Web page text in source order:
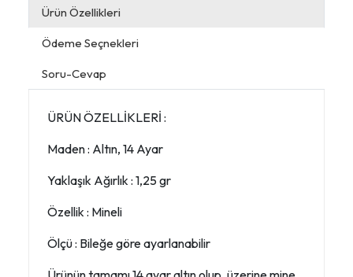
Ürün Özellikleri
Ödeme Seçnekleri
Soru-Cevap
ÜRÜN ÖZELLİKLERİ :
Maden : Altın, 14 Ayar
Yaklaşık Ağırlık : 1,25 gr
Özellik : Mineli
Ölçü : Bileğe göre ayarlanabilir